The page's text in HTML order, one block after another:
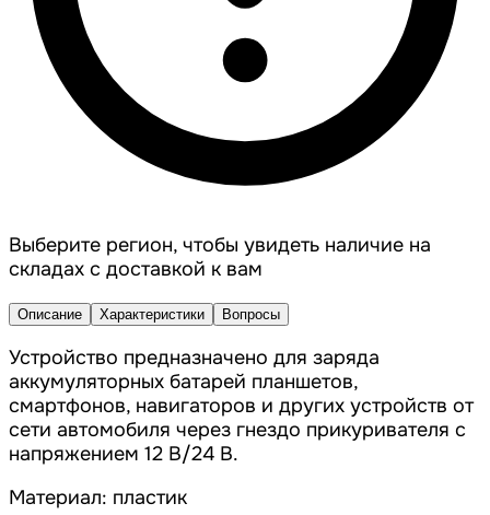
Выберите регион, чтобы увидеть наличие на
складах с доставкой к вам
Описание Характеристики Вопросы
Устройство предназначено для заряда
аккумуляторных батарей планшетов,
смартфонов, навигаторов и других устройств от
сети автомобиля через гнездо прикуривателя с
напряжением 12 В/24 В.
Материал: пластик